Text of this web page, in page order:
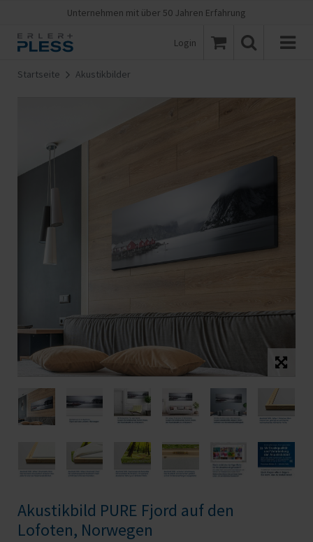
Unternehmen mit über 50 Jahren Erfahrung
Login
Startseite Akustikbilder
Akustikbild PURE Fjord auf den
Lofoten, Norwegen